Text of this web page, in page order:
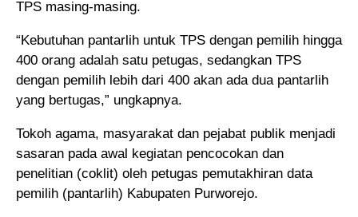
TPS masing-masing.
“Kebutuhan pantarlih untuk TPS dengan pemilih hingga
400 orang adalah satu petugas, sedangkan TPS
dengan pemilih lebih dari 400 akan ada dua pantarlih
yang bertugas,” ungkapnya.
Tokoh agama, masyarakat dan pejabat publik menjadi
sasaran pada awal kegiatan pencocokan dan
penelitian (coklit) oleh petugas pemutakhiran data
pemilih (pantarlih) Kabupaten Purworejo.